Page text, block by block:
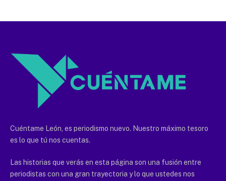
Cuéntame León, es periodismo nuevo. Nuestro máximo tesoro
es lo que tú nos cuentas.
Las historias que verás en esta página son una fusión entre
periodistas con una gran trayectoria y lo que ustedes nos